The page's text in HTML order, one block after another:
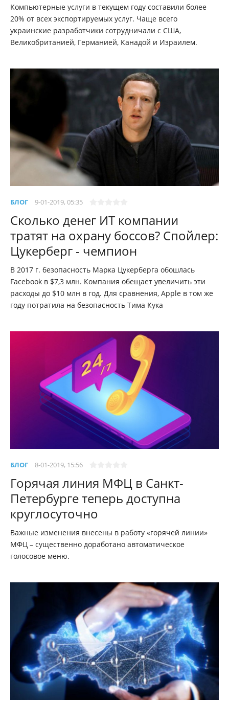
Компьютерные услуги в текущем году составили более
20% от всех экспортируемых услуг. Чаще всего
украинские разработчики сотрудничали с США,
Великобританией, Германией, Канадой и Израилем.
БЛОГ 9-01-2019, 05:35
Сколько денег ИТ компании
тратят на охрану боссов? Спойлер:
Цукерберг - чемпион
В 2017 г. безопасность Марка Цукерберга обошлась
Facebook в $7,3 млн. Компания обещает увеличить эти
расходы до $10 млн в год. Для сравнения, Apple в том же
году потратила на безопасность Тима Кука
БЛОГ 8-01-2019, 15:56
Горячая линия МФЦ в Санкт-
Петербурге теперь доступна
круглосуточно
Важные изменения внесены в работу «горячей линии»
МФЦ – существенно доработано автоматическое
голосовое меню.